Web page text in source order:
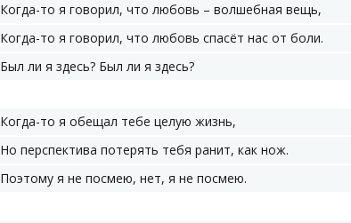
Когда-то я говорил, что любовь – волшебная вещь,
Когда-то я говорил, что любовь спасёт нас от боли.
Был ли я здесь? Был ли я здесь?
Когда-то я обещал тебе целую жизнь,
Но перспектива потерять тебя ранит, как нож.
Поэтому я не посмею, нет, я не посмею.